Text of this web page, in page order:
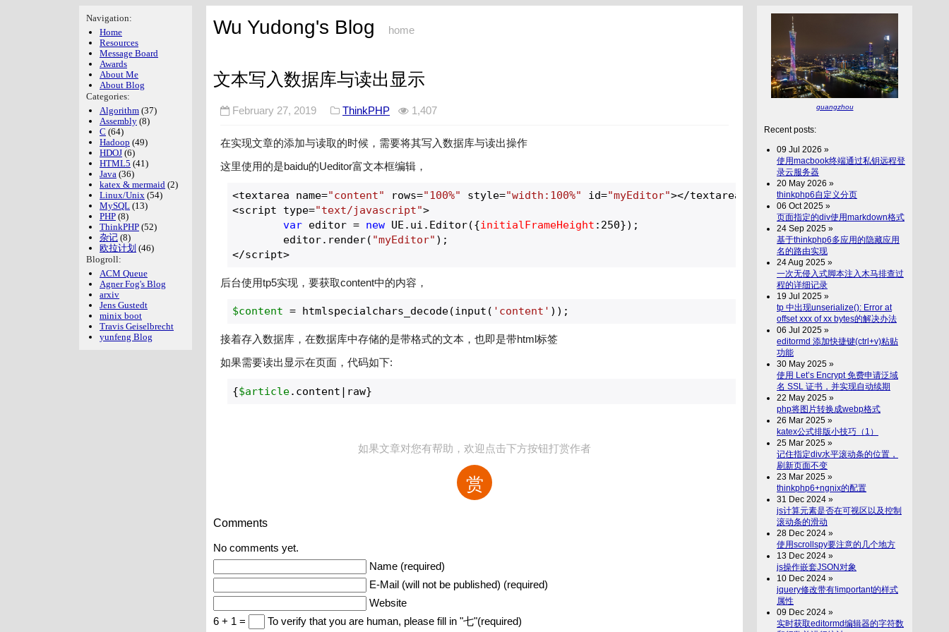
Navigation:
Home
Resources
Message Board
Awards
About Me
About Blog
Categories:
Algorithm (37)
Assembly (8)
C (64)
Hadoop (49)
HDOJ (6)
HTML5 (41)
Java (36)
katex & mermaid (2)
Linux/Unix (54)
MySQL (13)
PHP (8)
ThinkPHP (52)
杂记 (8)
欧拉计划 (46)
Blogroll:
ACM Queue
Agner Fog's Blog
arxiv
Jens Gustedt
minix boot
Travis Geiselbrecht
yunfeng Blog
guangzhou
Recent posts:
09 Jul 2026 »
使用macbook终端通过私钥远程登
录云服务器
20 May 2026 »
thinkphp6自定义分页
06 Oct 2025 »
页面指定的div使用markdown格式
24 Sep 2025 »
基于thinkphp6多应用的隐藏应用
名的路由实现
24 Aug 2025 »
一次无侵入式脚本注入木马排查过
程的详细记录
19 Jul 2025 »
tp 中出现unserialize(): Error at
offset xxx of xx bytes的解决办法
06 Jul 2025 »
editormd 添加快捷键(ctrl+v)粘贴
功能
30 May 2025 »
使用 Let’s Encrypt 免费申请泛域
名 SSL 证书，并实现自动续期
22 May 2025 »
php将图片转换成webp格式
26 Mar 2025 »
katex公式排版小技巧（1）
25 Mar 2025 »
记住指定div水平滚动条的位置，
刷新页面不变
23 Mar 2025 »
thinkphp6+ngnix的配置
31 Dec 2024 »
js计算元素是否在可视区以及控制
滚动条的滑动
28 Dec 2024 »
使用scrollspy要注意的几个地方
13 Dec 2024 »
js操作嵌套JSON对象
10 Dec 2024 »
jquery修改带有!important的样式
属性
09 Dec 2024 »
实时获取editormd编辑器的字符数
Wu Yudong's Blog home
文本写入数据库与读出显示
February 27, 2019 ThinkPHP 1,407
在实现文章的添加与读取的时候，需要将其写入数据库与读出操作
这里使用的是baidu的Ueditor富文本框编辑，
<textarea name="content" rows="100%" style="width:100%" id="myEditor"></textarea>
<script type="text/javascript">
var editor = new UE.ui.Editor({initialFrameHeight : 250});
	editor.render(
"myEditor" );
</script>
后台使用tp5实现，要获取content中的内容，
$content = htmlspecialchars_decode(input( 'content' ));
接着存入数据库，在数据库中存储的是带格式的文本，也即是带html标签
如果需要读出显示在页面，代码如下:
{$article.content|raw}
如果文章对您有帮助，欢迎点击下方按钮打赏作者
赏
Comments
No comments yet.
Name (required)
E-Mail (will not be published) (required)
Website
6 + 1 =
To verify that you are human, please fill in "七"(required)